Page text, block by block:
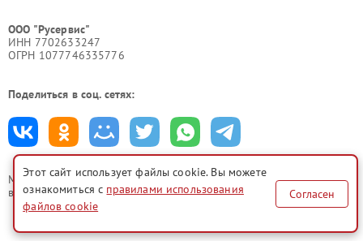
Мы принимаем
все формы оплаты
ООО "Русервис"
ИНН 7702633247
ОГРН 1077746335776
Поделиться в соц. сетях:
Этот сайт использует файлы cookie. Вы можете
ознакомиться с правилами использования
файлов cookie
Согласен